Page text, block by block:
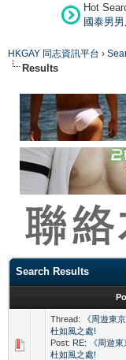
Hot
國泰男
HKGAY 同志資訊平台 ›
Results
Search Results
Thread:
《周遊東
杜如風之處!
Post: RE: 《周遊
杜如風之處!